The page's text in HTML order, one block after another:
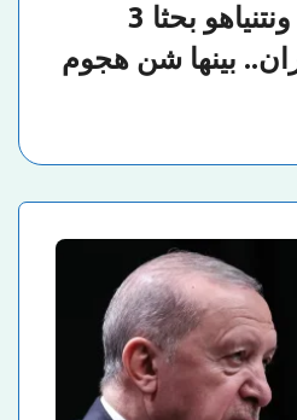
إسرائيل: ترامب ونتنياهو بحثا 3
بينها شن هجوم